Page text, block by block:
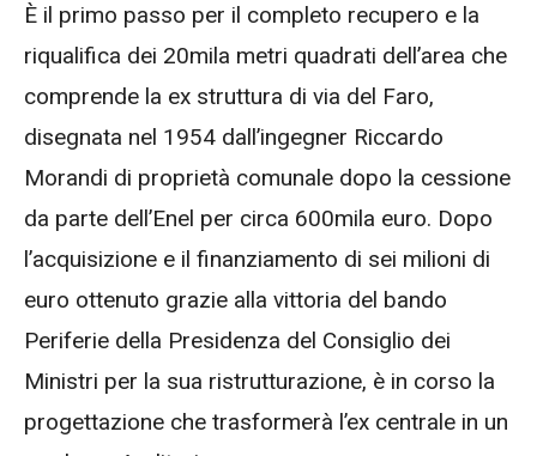
È il primo passo per il completo recupero e la
riqualifica dei 20mila metri quadrati dell’area che
comprende la ex struttura di via del Faro,
disegnata nel 1954 dall’ingegner Riccardo
Morandi di proprietà comunale dopo la cessione
da parte dell’Enel per circa 600mila euro. Dopo
l’acquisizione e il finanziamento di sei milioni di
euro ottenuto grazie alla vittoria del bando
Periferie della Presidenza del Consiglio dei
Ministri per la sua ristrutturazione, è in corso la
progettazione che trasformerà l’ex centrale in un